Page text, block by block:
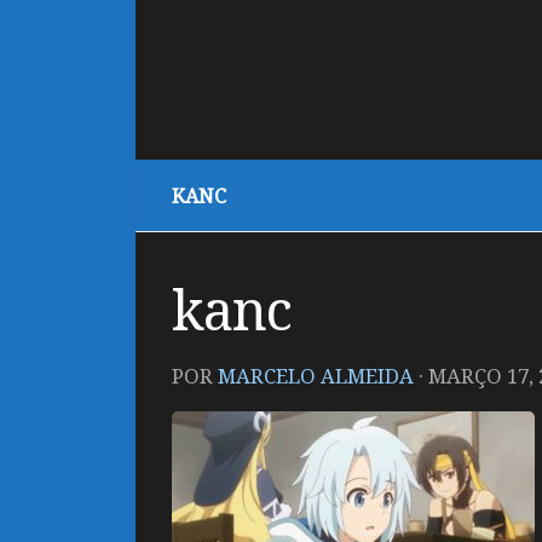
KANC
kanc
PORMARCELO ALMEIDA · MARÇO 17,